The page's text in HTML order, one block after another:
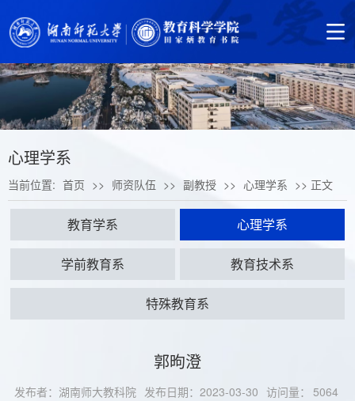
心理学系
当前位置: 首页 >> 师资队伍 >> 副教授 >> 心理学系 >> 正文
教育学系 心理学系
学前教育系 教育技术系
特殊教育系
郭昫澄
发布者：湖南师大教科院 发布日期：2023-03-30 访问量： 5064